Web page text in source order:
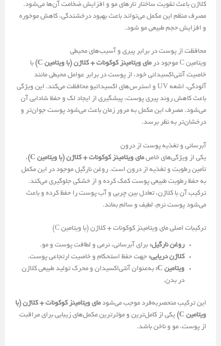
کلاژن باعث تقویت ساختار تارهای مو و افزایش ضخامت آن‌ها می‌شود.
مصرف منظم این مکمل می‌تواند باعث بهبود درخشندگی، کاهش موخوره
و افزایش حجم طبیعی مو شود.
محافظت از پوست در برابر پیری و آسیب‌های محیطی
ویتامین C موجود در
مای‌ ویتامینز کوکونات + کلاژن (با ویتامین C)
با
خاصیت آنتی‌اکسیدانی خود، از پوست در برابر عوامل محیطی مانند
آلودگی، اشعه UV و استرس‌های اکسیداتیو محافظت می‌کند. این ویژگی
باعث کاهش روند پیری پوست، پیشگیری از ایجاد لک و حفظ شادابی آن
می‌شود. مصرف این مکمل به مرور زمان باعث می‌شود پوست جوان‌تر و
درخشان‌تر به نظر برسد.
آبرسانی و تغذیه پوست از درون
یکی از ویژگی‌های خاصمای‌ ویتامینز کوکونات + کلاژن (با ویتامین C)
،
تأمین رطوبت و تغذیه از درون است. روغن نارگیل موجود در این مکمل
به حفظ رطوبت طبیعی پوست کمک کرده و از خشکی جلوگیری می‌کند.
ترکیب آن با کلاژن، تعادل بین چربی و آب پوست را حفظ کرده و باعث
می‌شود پوست نرم، لطیف و سالم بماند.
ترکیبات اصلی مای‌ ویتامینز کوکونات + کلاژن (با ویتامین C)
روغن نارگیل: برای آبرسانی، نرمی و لطافت پوست و مو.
کلاژن دریایی: جهت حفظ استحکام و خاصیت ارتجاعی پوست.
ویتامین C:
به‌عنوان آنتی‌اکسیدان و محرک تولید طبیعی کلاژن
در بدن.
این ترکیب منحصربه‌فرد موجب می‌شودمای‌ ویتامینز کوکونات + کلاژن (با
ویتامین C)
یکی از کامل‌ترین و مؤثرترین مکمل‌های زیبایی برای مراقبت
از پوست، مو و ناخن باشد.